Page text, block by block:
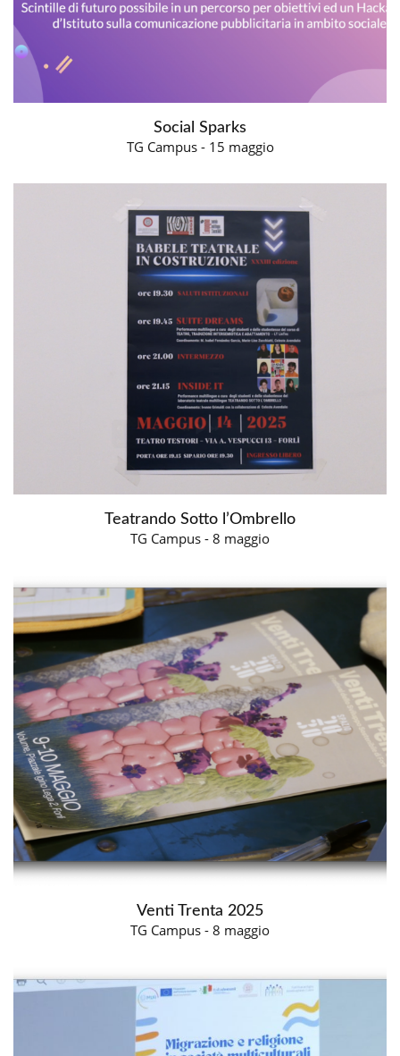
Social Sparks
TG Campus - 15 maggio
Teatrando Sotto l’Ombrello
TG Campus - 8 maggio
Venti Trenta 2025
TG Campus - 8 maggio